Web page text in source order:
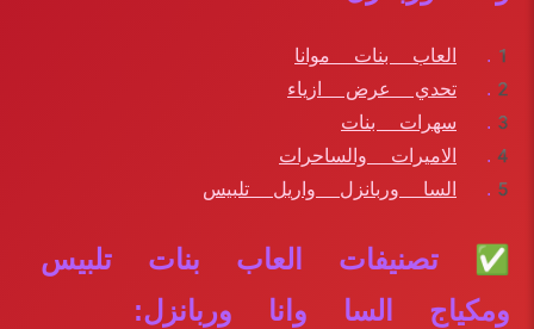
العاب بنات موانا
تحدي عرض ازياء
سهرات بنات
الاميرات والساحرات
السا وربانزل واريل تلبيس
✅ تصنيفات العاب بنات تلبيس
ومكياج السا وانا وربانزل: